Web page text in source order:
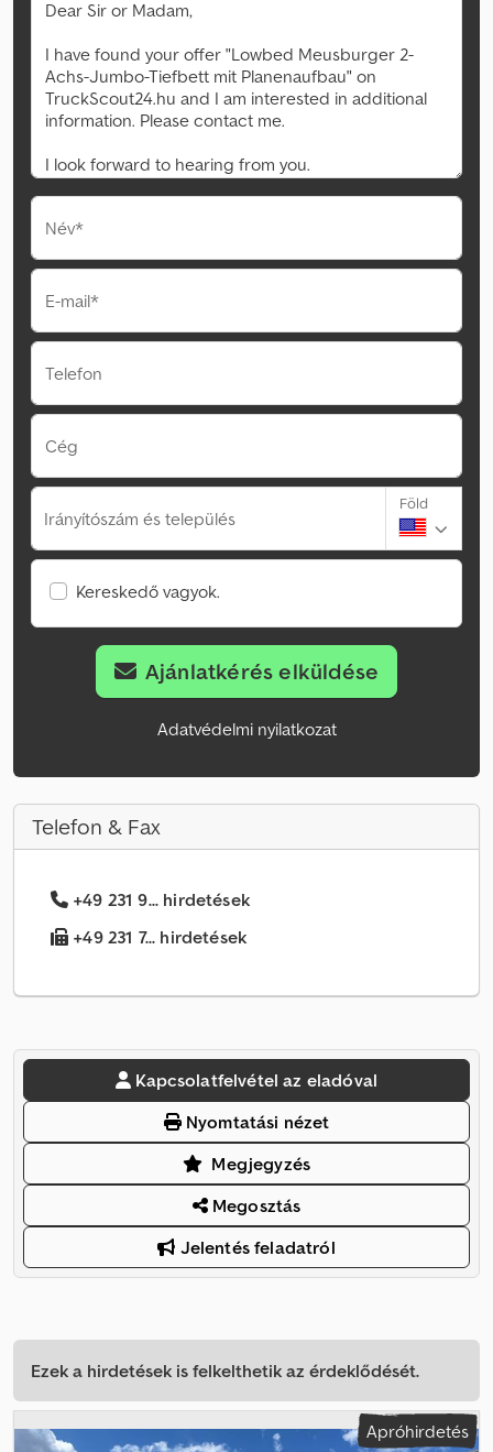
Név*
E-mail*
Telefon
Cég
Irányítószám és település
Föld
Kereskedő vagyok.
Ajánlatkérés elküldése
Adatvédelmi nyilatkozat
Telefon & Fax
+49 231 9... hirdetések
+49 231 7... hirdetések
Kapcsolatfelvétel az eladóval
Nyomtatási nézet
Megjegyzés
Megosztás
Jelentés feladatról
Ezek a hirdetések is felkelthetik az érdeklődését.
Apróhirdetés